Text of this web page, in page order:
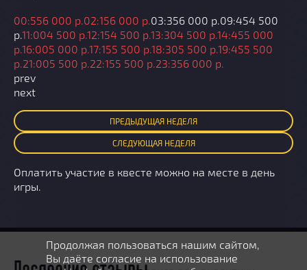
00:556 000 р.02:156 000 р.03:356 000 р.09:454 500
р.11:004 500 р.12:154 500 р.13:304 500 р.14:455 000
р.16:005 000 р.17:155 500 р.18:305 500 р.19:455 500
р.21:005 500 р.22:155 500 р.23:356 000 р.
prev
next
ПРЕДЫДУЩАЯ НЕДЕЛЯ
СЛЕДУЮЩАЯНЕДЕЛЯ
Оплатить участие в квесте можно на месте в день
игры.
Продолжая пользоваться нашим сайтом,
Вы даёте согласие на использование